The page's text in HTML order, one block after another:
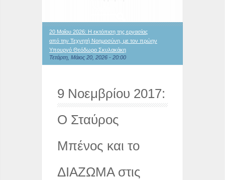
20 Μαΐου 2026: Η εκτόπιση της εργασίας
από την Τεχνητή Νοημοσύνη, με τον πρώην
Υπουργό Θεόδωρο Σκυλακάκη
Τετάρτη, Μάιος 20, 2026 - 20:00
9 Νοεμβρίου 2017:
O Σταύρος
Μπένος και το
ΔΙΑΖΩΜΑ στις